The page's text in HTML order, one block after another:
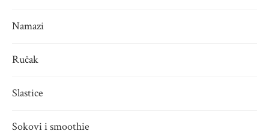
Namazi
Ručak
Slastice
Sokovi i smoothie